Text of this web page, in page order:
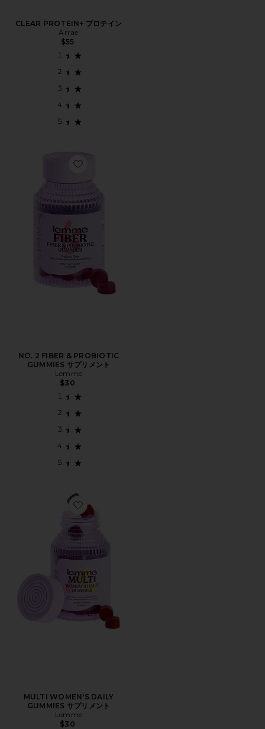
CLEAR PROTEIN+ プロテイン
Arrae
$55
Favorite NO. 2 FIBER & PROBIOTIC GUMMIES サプリ
NO. 2 FIBER & PROBIOTIC
GUMMIES サプリメント
Lemme
$30
Favorite MULTI WOMEN'S DAILY GUMMIES サプリメン
MULTI WOMEN'S DAILY
GUMMIES サプリメント
Lemme
$30